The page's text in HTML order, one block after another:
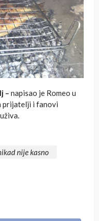
– napisao je Romeo u
prijatelji i fanovi
nije kasno